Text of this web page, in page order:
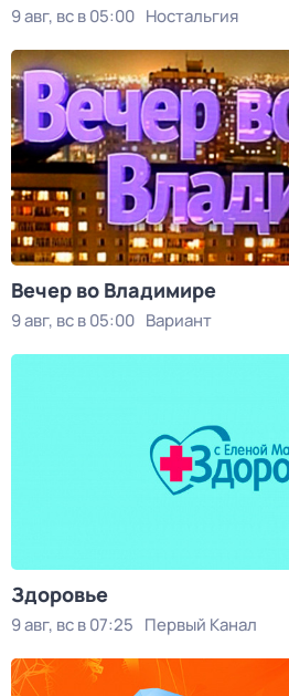
9 авг, вс в 05:00 Ностальгия
Вечер во Владимире
9 авг, вс в 05:00 Вариант
Здоровье
9 авг, вс в 07:25 Первый Канал